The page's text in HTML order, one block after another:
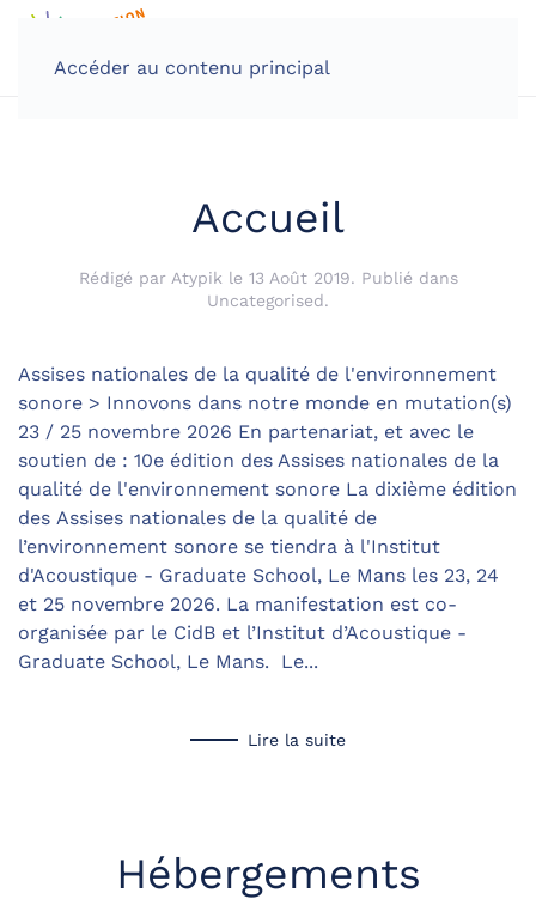
Accéder au contenu principal
Accueil
Rédigé par Atypik le 13 Août 2019. Publié dans
Uncategorised.
Assises nationales de la qualité de l'environnement
sonore > Innovons dans notre monde en mutation(s)
23 / 25 novembre 2026 En partenariat, et avec le
soutien de : 10e édition des Assises nationales de la
qualité de l'environnement sonore La dixième édition
des Assises nationales de la qualité de
l’environnement sonore se tiendra à l'Institut
d'Acoustique - Graduate School, Le Mans les 23, 24
et 25 novembre 2026. La manifestation est co-
organisée par le CidB et l’Institut d’Acoustique -
Graduate School, Le Mans. Le...
Lire la suite
Hébergements